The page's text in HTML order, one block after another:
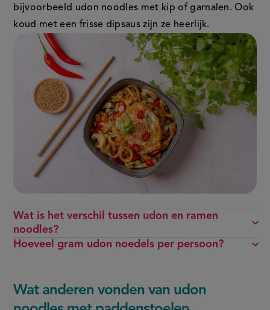
bijvoorbeeld udon noodles met kip of garnalen. Ook
koud met een frisse dipsaus zijn ze heerlijk.
Wat is het verschil tussen udon en ramen
noodles?
Hoeveel gram udon noedels per persoon?
Wat anderen vonden van udon